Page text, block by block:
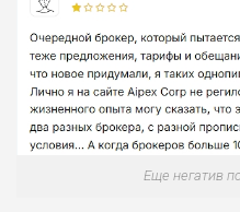
Еще негатив